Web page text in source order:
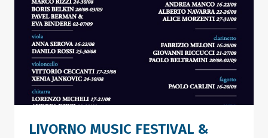
LIVORNO MUSIC FESTIVAL &